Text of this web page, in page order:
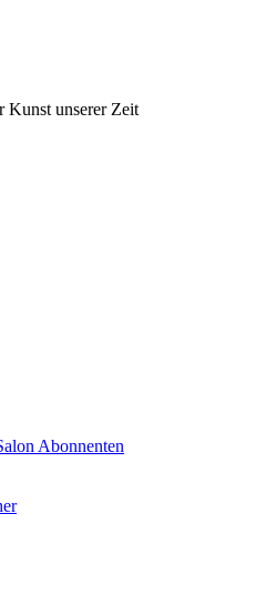
Kunst unserer Zeit
Abonnenten